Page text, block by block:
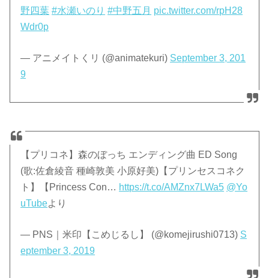
野四葉 #水瀬いのり #中野五月 pic.twitter.com/rpH28
Wdr0p
— アニメイトくリ (@animatekuri) September 3, 201
9
【プリコネ】森のぼっち エンディング曲 ED Song
(歌:佐倉綾音 種崎敦美 小原好美)【プリンセスコネク
ト】【Princess Con… https://t.co/AMZnx7LWa5 @Yo
uTubeより
— PNS｜米印【こめじるし】 (@komejirushi0713) S
eptember 3, 2019